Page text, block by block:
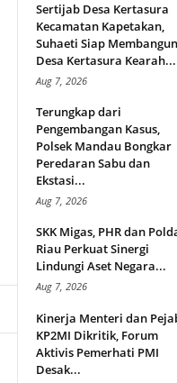
Sertijab Desa Kertasura
Kecamatan Kapetakan,
Suhaeti Siap Membangun
Desa Kertasura Kearah...
Aug 7, 2026
Terungkap dari
Pengembangan Kasus,
Polsek Mandau Bongkar
Peredaran Sabu dan
Ekstasi...
Aug 7, 2026
SKK Migas, PHR dan
Riau Perkuat Sinergi
Lindungi Aset Negara...
Aug 7, 2026
Kinerja Menteri dan
KP2MI Dikritik, Forum
Aktivis Pemerhati PMI
Desak...